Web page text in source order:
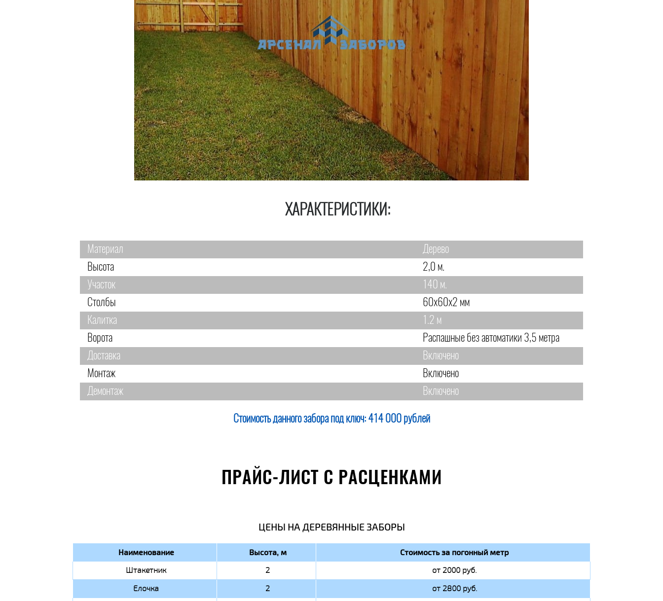
ХАРАКТЕРИСТИКИ:
Материал
Дерево
Высота
2,0 м.
Участок
140 м.
Столбы
60х60х2 мм
Калитка
1.2 м
Ворота
Распашные без автоматики 3,5 метра
Доставка
Включено
Монтаж
Включено
Демонтаж
Включено
Стоимость данного забора под ключ: 414 000 рублей
ПРАЙС-ЛИСТ С РАСЦЕНКАМИ
ЦЕНЫ НА ДЕРЕВЯННЫЕ ЗАБОРЫ
Наименование Высота, м Стоимость за погонный метр
Штакетник 2
от 2000 руб.
Елочка
2
от 2800 руб.